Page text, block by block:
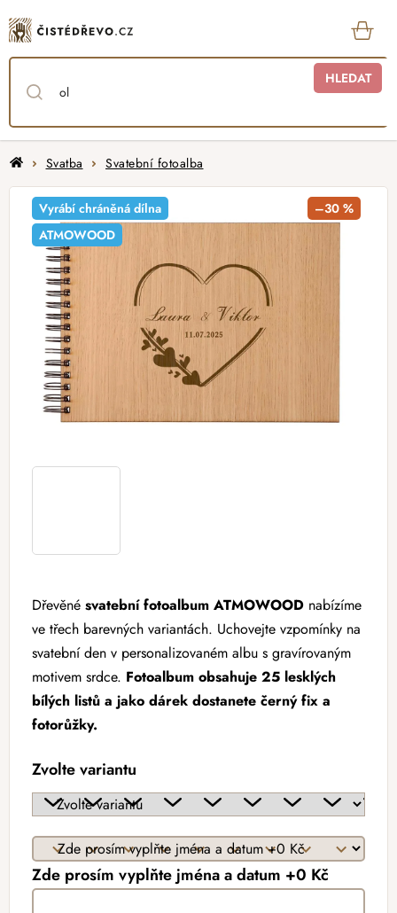
na
obsah
HLEDAT
DomůSvatba Svatební fotoalba
Dřevěné svatební fotoalbum ATMOWOOD nabízíme
ve třech barevných variantách. Uchovejte vzpomínky na
svatební den v personalizovaném albu s gravírovaným
motivem srdce. Fotoalbum obsahuje 25 lesklých
bílých listů a jako dárek dostanete černý fix a
fotorůžky.
Zvolte variantu
Zde prosím vyplňte jména a datum +0 Kč
Vyrábí chráněná dílna
ATMOWOOD
–30 %